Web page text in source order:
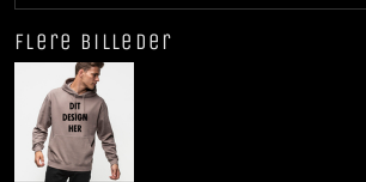
Flere billeder